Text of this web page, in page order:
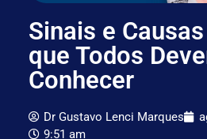
Sinais e
que Todos
Conhecer
Dr Gustavo Lenci Marques
9:51 am